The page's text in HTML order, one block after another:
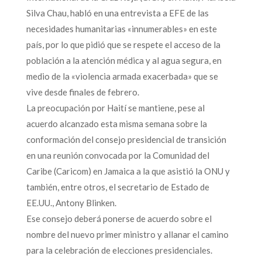
Silva Chau, habló en una entrevista a EFE de las
necesidades humanitarias «innumerables» en este
país, por lo que pidió que se respete el acceso de la
población a la atención médica y al agua segura, en
medio de la «violencia armada exacerbada» que se
vive desde finales de febrero.
La preocupación por Haití se mantiene, pese al
acuerdo alcanzado esta misma semana sobre la
conformación del consejo presidencial de transición
en una reunión convocada por la Comunidad del
Caribe (Caricom) en Jamaica a la que asistió la ONU y
también, entre otros, el secretario de Estado de
EE.UU., Antony Blinken.
Ese consejo deberá ponerse de acuerdo sobre el
nombre del nuevo primer ministro y allanar el camino
para la celebración de elecciones presidenciales.